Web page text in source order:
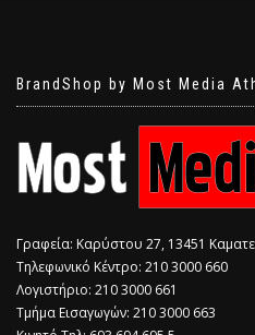
BrandShop by Most Media
Γραφεία: Καρύστου 27, 13451
Τηλεφωνικό Κέντρο: 210 3000 660
Λογιστήριο: 210 3000 661
Τμήμα Εισαγωγών: 210 3000 663